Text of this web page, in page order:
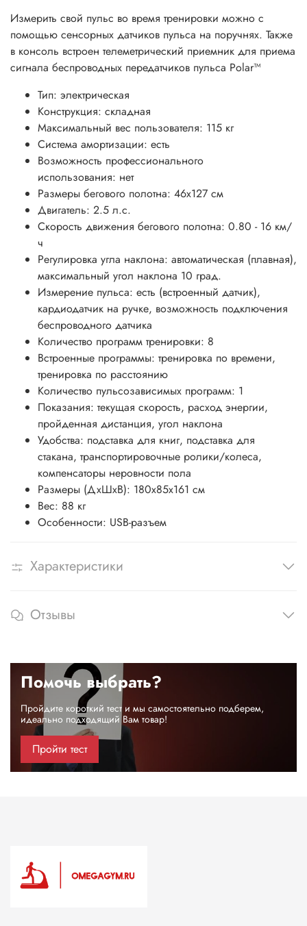
Измерить свой пульс во время тренировки можно с
помощью сенсорных датчиков пульса на поручнях. Также
в консоль встроен телеметрический приемник для приема
сигнала беспроводных передатчиков пульса Polar™
Тип: электрическая
Конструкция: складная
Максимальный вес пользователя: 115 кг
Система амортизации: есть
Возможность профессионального
использования: нет
Размеры бегового полотна: 46x127 см
Двигатель: 2.5 л.с.
Скорость движения бегового полотна: 0.80 - 16 км/
ч
Регулировка угла наклона: автоматическая (плавная),
максимальный угол наклона 10 град.
Измерение пульса: есть (встроенный датчик),
кардиодатчик на ручке, возможность подключения
беспроводного датчика
Количество программ тренировки: 8
Встроенные программы: тренировка по времени,
тренировка по расстоянию
Количество пульсозависимых программ: 1
Показания: текущая скорость, расход энергии,
пройденная дистанция, угол наклона
Удобства: подставка для книг, подставка для
стакана, транспортировочные ролики/колеса,
компенсаторы неровности пола
Размеры (ДхШхВ): 180x85x161 см
Вес: 88 кг
Особенности: USB-разъем
Характеристики
Отзывы
Помочь выбрать?
Пройдите короткий тест и мы самостоятельно подберем,
идеально подходящий Вам товар!
Пройти тест